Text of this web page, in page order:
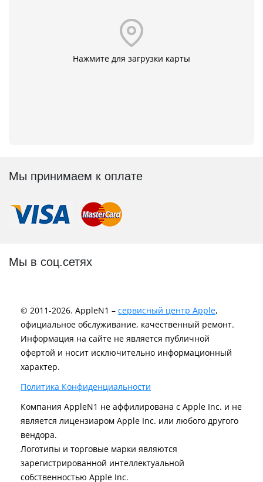
Нажмите для загрузки карты
Мы принимаем к оплате
Мы в соц.сетях
© 2011-2026. AppleN1 – сервисный центр Apple,
официальное обслуживание, качественный ремонт.
Информация на сайте не является публичной
офертой и носит исключительно информационный
характер.
Политика Конфиденциальности
Компания AppleN1 не аффилирована c Apple Inc. и не
является лицензиаром Apple Inc. или любого другого
вендора.
Логотипы и торговые марки являются
зарегистрированной интеллектуальной
собственностью Apple Inc.